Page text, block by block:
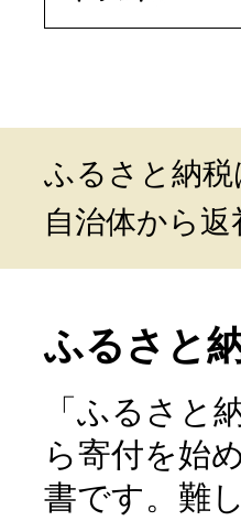
ふるさと納
自治体から
ふるさと
「ふるさと
ら寄付を始
書です。難